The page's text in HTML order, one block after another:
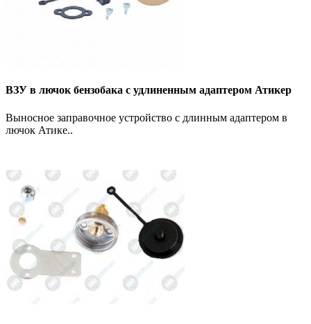
ВЗУ в лючок бензобака с удлиненным адаптером Атикер
Выносное заправочное устройство с длинным адаптером в
лючок Атике..